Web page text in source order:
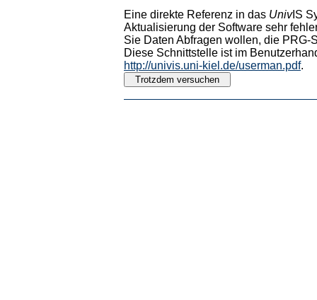
Eine direkte Referenz in das UnivIS
Aktualisierung der Software sehr
Sie Daten Abfragen wollen, die PRG-
Diese Schnittstelle ist im
http://univis.uni-kiel.de/userman.pdf.